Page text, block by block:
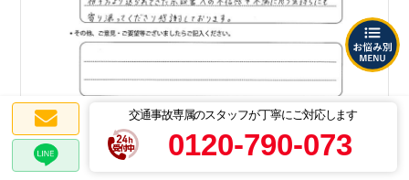
交通事故専属のスタッフが丁寧にご対応します
0120-790-073
話しやすく、内容も簡潔でとても分かり易かっ
た。他の弁護士さんより、明確に金額について話